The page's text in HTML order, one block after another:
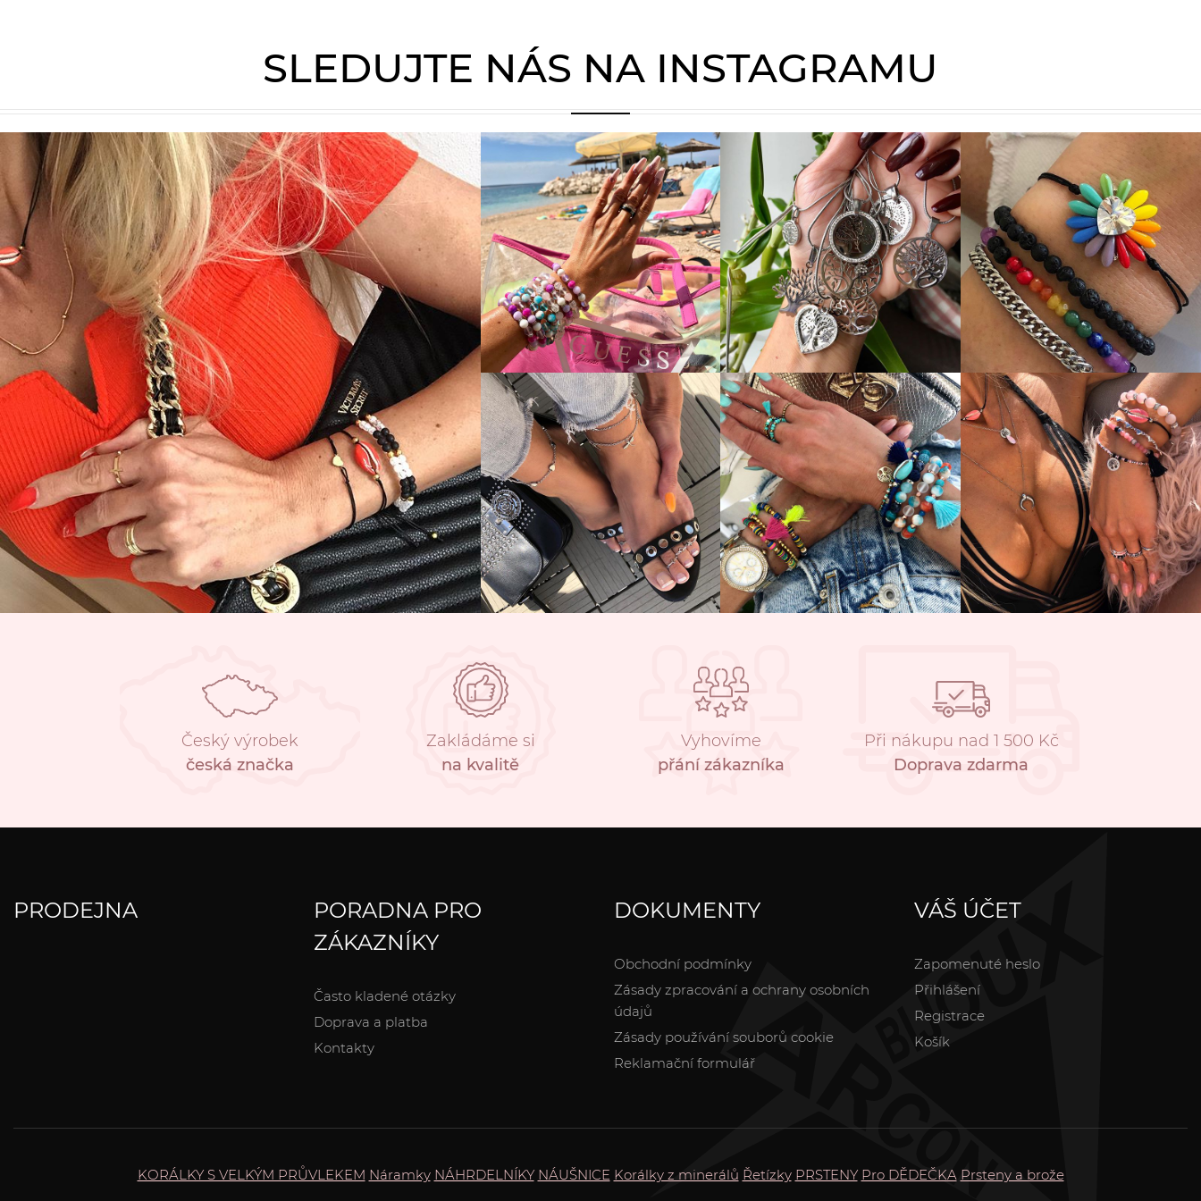
SLEDUJTE NÁS NA INSTAGRAMU
Český výrobek
česká značka
Zakládáme si
na kvalitě
Vyhovíme
přání zákazníka
Při nákupu nad 1 500 Kč
Doprava zdarma
PRODEJNA
PORADNA PRO
ZÁKAZNÍKY
Často kladené otázky
Doprava a platba
Kontakty
DOKUMENTY
Obchodní podmínky
Zásady zpracování a ochrany osobních
údajů
Zásady používání souborů cookie
Reklamační formulář
VÁŠ ÚČET
Zapomenuté heslo
Přihlášení
Registrace
Košík
KORÁLKY S VELKÝM PRŮVLEKEM Náramky NÁHRDELNÍKY NÁUŠNICE Korálky z minerálů Řetízky PRSTENY Pro DĚDEČKA Prsteny a brože